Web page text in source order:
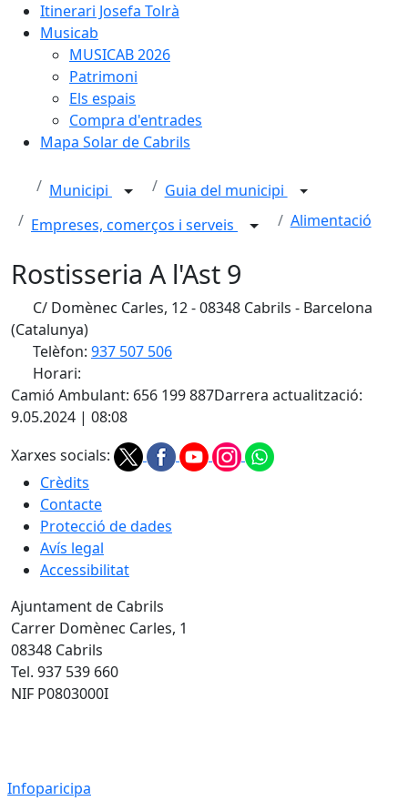
Itinerari Josefa Tolrà
Musicab
MUSICAB 2026
Patrimoni
Els espais
Compra d'entrades
Mapa Solar de Cabrils
Municipi
Guia del municipi
Empreses, comerços i serveis
Alimentació
Rostisseria A l'Ast 9
C/ Domènec Carles, 12 - 08348 Cabrils - Barcelona
(Catalunya)
Telèfon: 937 507 506
Horari:
Camió Ambulant: 656 199 887Darrera actualització:
9.05.2024 | 08:08
Xarxes socials:
Crèdits
Contacte
Protecció de dades
Avís legal
Accessibilitat
Ajuntament de Cabrils
Carrer Domènec Carles, 1
08348 Cabrils
Tel. 937 539 660
NIF P0803000I
Infoparicipa